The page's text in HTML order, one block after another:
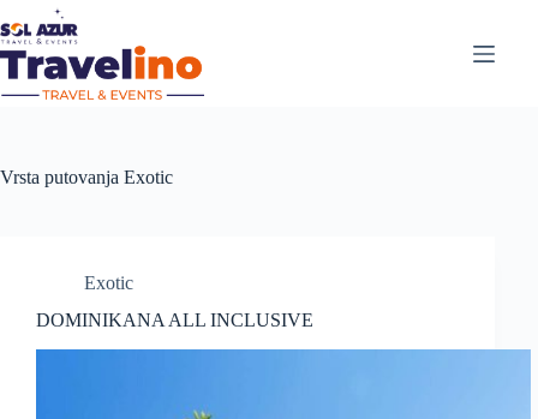
Vrsta putovanja Exotic
Exotic
DOMINIKANA ALL INCLUSIVE